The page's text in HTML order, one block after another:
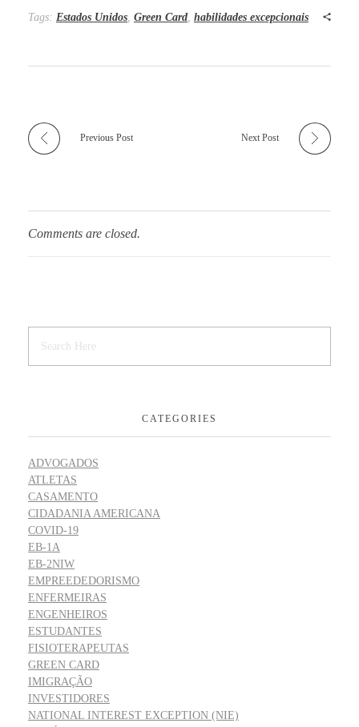
Tags: Estados Unidos, Green Card, habilidades excepcionais
Previous Post Next Post
Comments are closed.
CATEGORIES
ADVOGADOS
ATLETAS
CASAMENTO
CIDADANIA AMERICANA
COVID-19
EB-1A
EB-2NIW
EMPREEDEDORISMO
ENFERMEIRAS
ENGENHEIROS
ESTUDANTES
FISIOTERAPEUTAS
GREEN CARD
IMIGRAÇÃO
INVESTIDORES
NATIONAL INTEREST EXCEPTION (NIE)